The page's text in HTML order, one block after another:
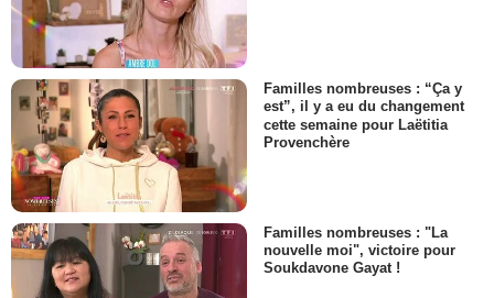
Familles nombreuses : “Ça y
est”, il y a eu du changement
cette semaine pour Laëtitia
Provenchère
Familles nombreuses : "La
nouvelle moi", victoire pour
Soukdavone Gayat !